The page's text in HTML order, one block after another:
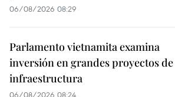
06/08/2026 08:29
Parlamento vietnamita examina
inversión en grandes proyectos de
infraestructura
06/08/2026 08:24